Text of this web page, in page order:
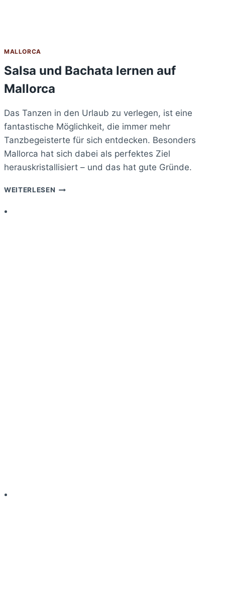
MALLORCA
Salsa und Bachata lernen auf
Mallorca
Das Tanzen in den Urlaub zu verlegen, ist eine
fantastische Möglichkeit, die immer mehr
Tanzbegeisterte für sich entdecken. Besonders
Mallorca hat sich dabei als perfektes Ziel
herauskristallisiert – und das hat gute Gründe.
WEITERLESEN SALSA